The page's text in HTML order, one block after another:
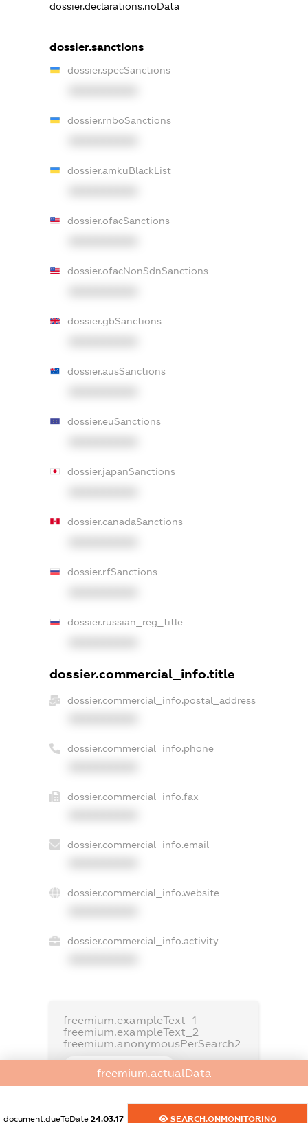
dossier.declarations.noData
dossier.sanctions
dossier.specSanctions
dossier.rnboSanctions
dossier.amkuBlackList
dossier.ofacSanctions
dossier.ofacNonSdnSanctions
dossier.gbSanctions
dossier.ausSanctions
dossier.euSanctions
dossier.japanSanctions
dossier.canadaSanctions
dossier.rfSanctions
dossier.russian_reg_title
dossier.commercial_info.title
dossier.commercial_info.postal_address
dossier.commercial_info.phone
dossier.commercial_info.fax
dossier.commercial_info.email
dossier.commercial_info.website
dossier.commercial_info.activity
freemium.exampleText_1
freemium.exampleText_2
freemium.anonymousPerSearch2
FREEMIUM.REGISTER
freemium.actualData
document.dueToDate 24.03.17 SEARCH.ONMONITORING